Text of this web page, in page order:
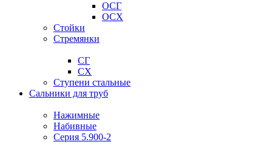
ОСГ
ОСХ
Стойки
Стремянки
СГ
СХ
Ступени стальные
Сальники для труб
Нажимные
Набивные
Серия 5.900-2